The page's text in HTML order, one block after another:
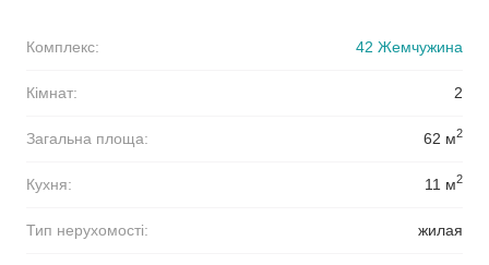
Комплекс: 42 Жемчужина
Кімнат: 2
Загальна площа: 62 м2
Кухня: 11 м2
Тип нерухомості: жилая